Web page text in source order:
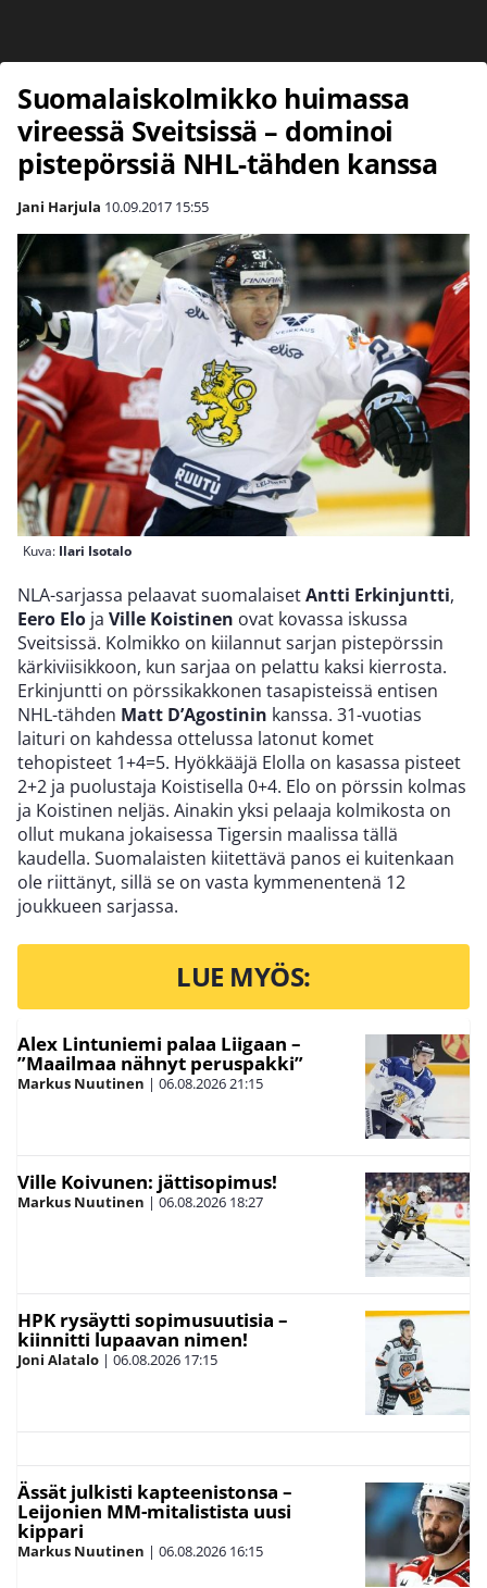
Suomalaiskolmikko huimassa
vireessä Sveitsissä – dominoi
pistepörssiä NHL-tähden kanssa
Jani Harjula 10.09.2017 15:55
Kuva: Ilari Isotalo
NLA-sarjassa pelaavat suomalaisetAntti Erkinjuntti,
Eero Elo ja Ville Koistinen ovat kovassa iskussa
Sveitsissä. Kolmikko on kiilannut sarjan pistepörssin
kärkiviisikkoon, kun sarjaa on pelattu kaksi kierrosta.
Erkinjuntti on pörssikakkonen tasapisteissä entisen
NHL-tähden Matt D’Agostinin kanssa. 31-vuotias
laituri on kahdessa ottelussa latonut komet
tehopisteet 1+4=5. Hyökkääjä Elolla on kasassa pisteet
2+2 ja puolustaja Koistisella 0+4. Elo on pörssin kolmas
ja Koistinen neljäs. Ainakin yksi pelaaja kolmikosta on
ollut mukana jokaisessa Tigersin maalissa tällä
kaudella. Suomalaisten kiitettävä panos ei kuitenkaan
ole riittänyt, sillä se on vasta kymmenentenä 12
joukkueen sarjassa.
LUE MYÖS:
Alex Lintuniemi palaa Liigaan –
”Maailmaa nähnyt peruspakki”
Markus Nuutinen | 06.08.202621:15
Ville Koivunen: jättisopimus!
Markus Nuutinen | 06.08.2026 18:27
HPK rysäytti sopimusuutisia –
kiinnitti lupaavan nimen!
Joni Alatalo | 06.08.2026 17:15
Ässät julkisti kapteenistonsa –
Leijonien MM-mitalistista uusi
kippari
Markus Nuutinen | 06.08.2026 16:15